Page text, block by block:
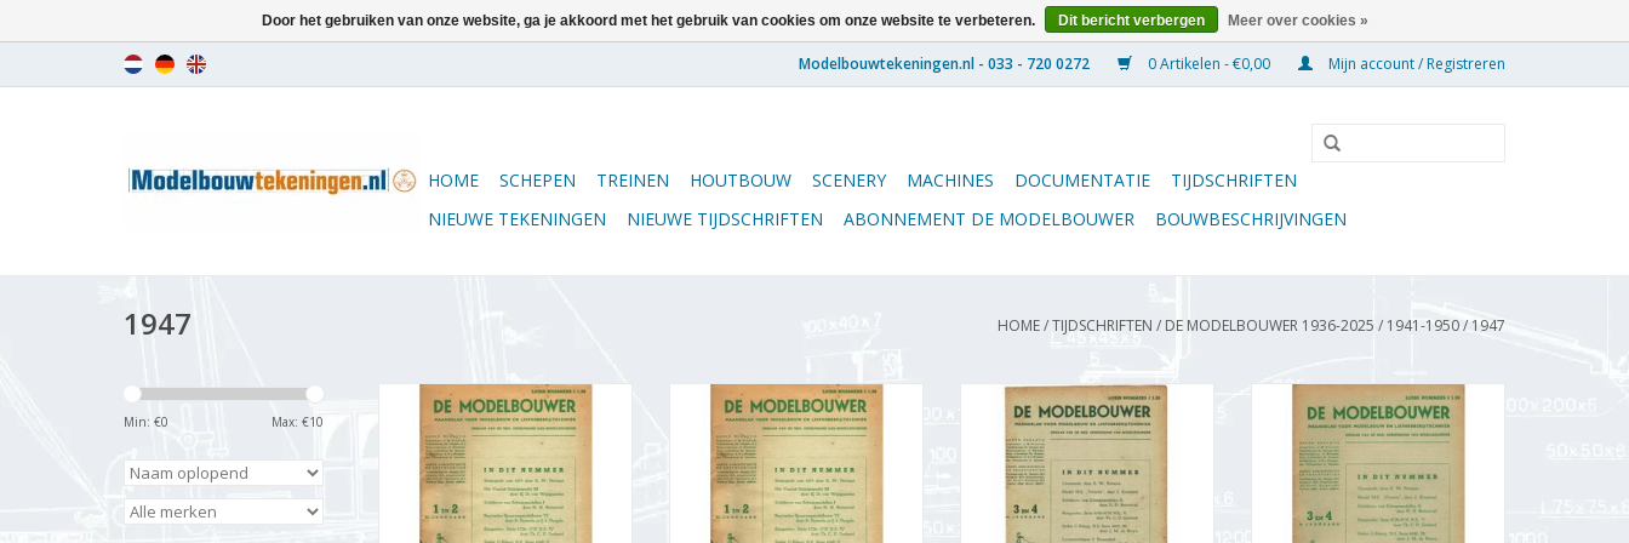
0 Artikelen - €0,00 Mijn account / Registreren
HOME SCHEPEN TREINEN HOUTBOUW SCENERY MACHINES DOCUMENTATIE
TIJDSCHRIFTEN
NIEUWE TEKENINGEN
NIEUWE TIJDSCHRIFTEN ABONNEMENT DE MODELBOUWER BOUWBESCHRIJVINGEN
1947 HOME/TIJDSCHRIFTEN / DE MODELBOUWER 1936-2025 / 1941-1950/ 1947
Min: €0 Max: €10
De Modelbouwer 95.47.001
Jaargang "De Modelbouwer"
Editie : 47.001 (PDF)
TOEVOEGEN AAN WINKELWAGEN
De Modelbouwer 95.47.002
Jaargang "De Modelbouwer"
Editie : 47.002 (PDF)
TOEVOEGEN AAN WINKELWAGEN
De Modelbouwer 95.47.003
Jaargang "De Modelbouwer"
Editie : 47.003 (PDF)
TOEVOEGEN AAN WINKELWAGEN
De Modelbouwer 95.47.004
Jaargang "De Modelbouwer"
Editie : 47.004 (PDF)
TOEVOEGEN AAN WINKELWAGEN
Door het gebruiken van onze website, ga je akkoord met het gebruik van cookies om onze website te verbeteren. Dit bericht verbergen Meer over cookies »